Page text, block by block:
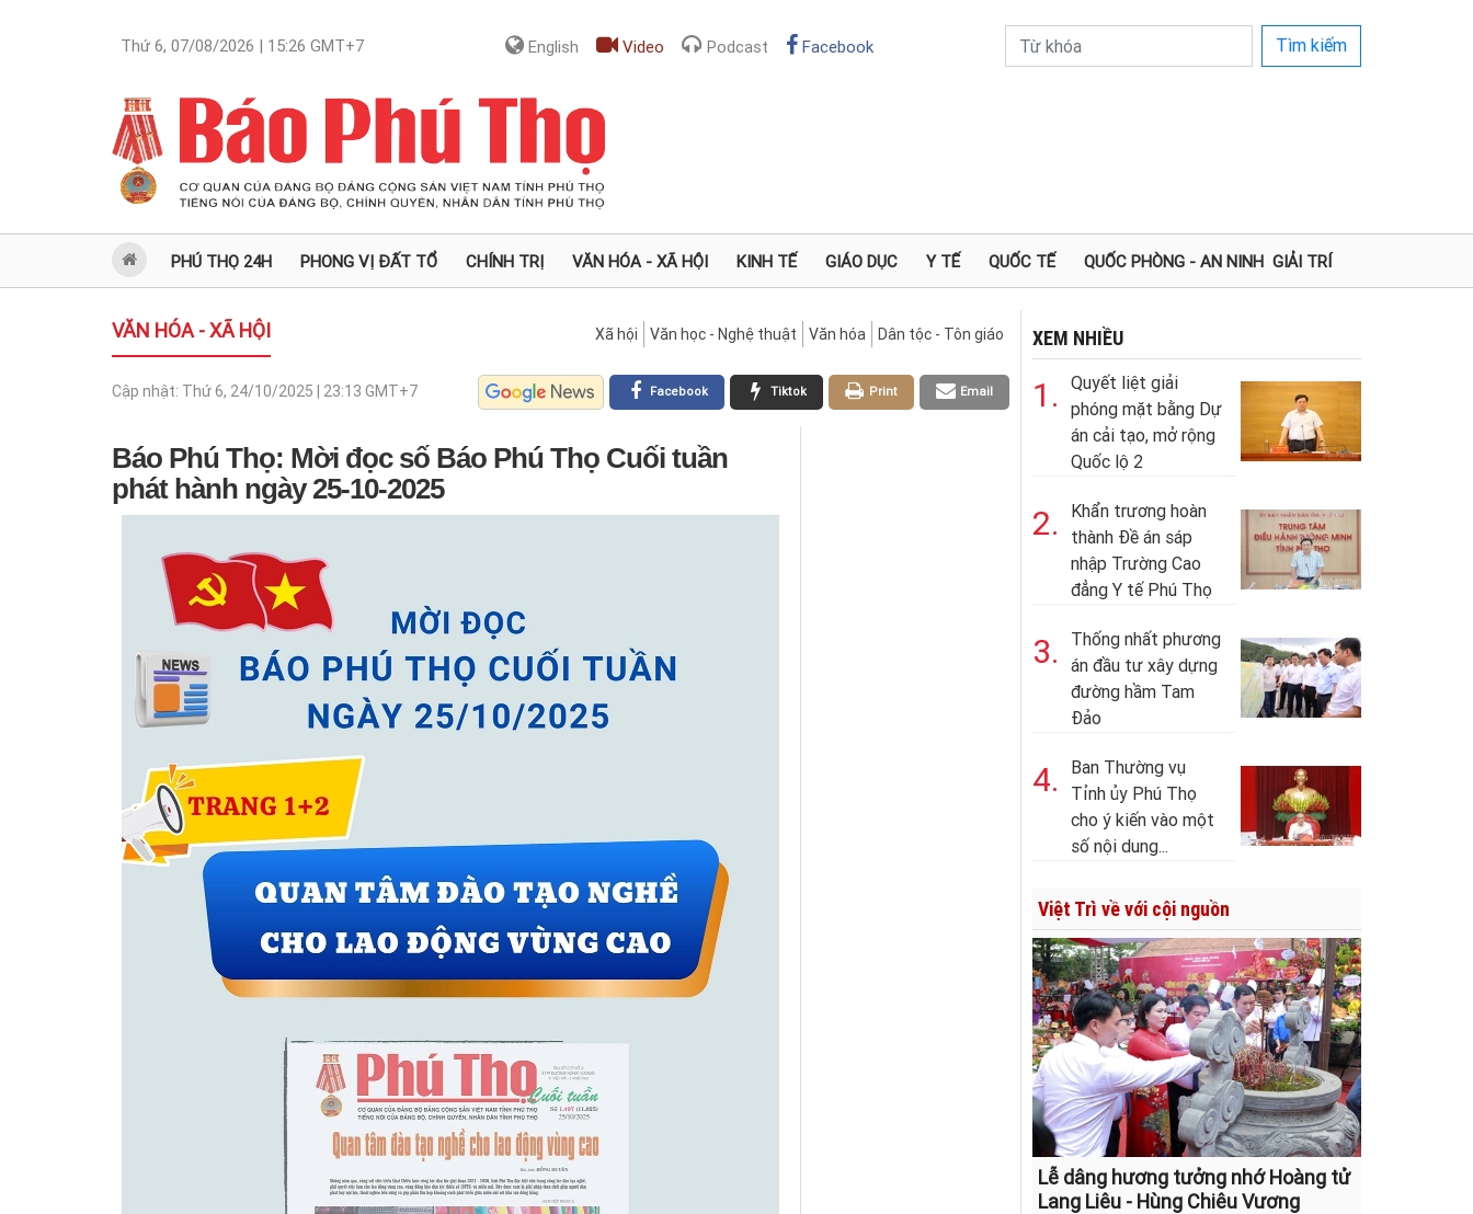
Thứ 6, 07/08/2026 | 15:26 GMT+7 English Video Podcast Facebook Tìm kiếm
PHÚ THỌ 24H PHONG VỊ ĐẤT TỔ CHÍNH TRỊ VĂN HÓA - XÃ HỘI KINH TẾ GIÁO DỤC Y TẾ QUỐC TẾ QUỐC PHÒNG - AN NINH GIẢI TRÍ
VĂN HÓA - XÃ HỘI Xã hội Văn học - Nghệ thuật Văn hóa Dân tộc - Tôn giáo
Cập nhật: Thứ 6, 24/10/2025 | 23:13 GMT+7 Email
Print
Tiktok
Facebook
Báo Phú Thọ: Mời đọc số Báo Phú Thọ Cuối tuần
phát hành ngày 25-10-2025
XEM NHIỀU
1.
Quyết liệt giải
phóng mặt bằng Dự
án cải tạo, mở rộng
Quốc lộ 2
2.
Khẩn trương hoàn
thành Đề án sáp
nhập Trường Cao
đẳng Y tế Phú Thọ
3.
Thống nhất phương
án đầu tư xây dựng
đường hầm Tam
Đảo
4.
Ban Thường vụ
Tỉnh ủy Phú Thọ
cho ý kiến vào một
số nội dung...
Việt Trì về với cội nguồn
Lễ dâng hương tưởng nhớ Hoàng tử
Lang Liêu - Hùng Chiêu Vương